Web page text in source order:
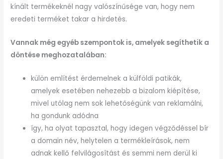
kínált termékeknél nagy valószínűsége van, hogy nem
eredeti terméket takar a hirdetés.
Vannak még egyéb szempontok is, amelyek segíthetik a
döntése meghozatalában:
külön említést érdemelnek a külföldi patikák,
amelyek esetében nehezebb a bizalom kiépítése,
mivel utólag nem sok lehetőségünk van reklamálni,
ha gondunk adódna
így, ha olyat tapasztal, hogy idegen végződéssel bír
a domain név, helytelen a termékleírások, nem
adnak kellő felvilágosítást és semmi nem derül ki